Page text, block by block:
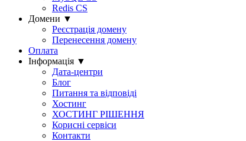
Redis CS
Домени ▼
Реєстрація домену
Перенесення домену
Оплата
Інформація ▼
Дата-центри
Блог
Питання та відповіді
Хостинг
ХОСТИНГ РІШЕННЯ
Корисні сервіси
Контакти